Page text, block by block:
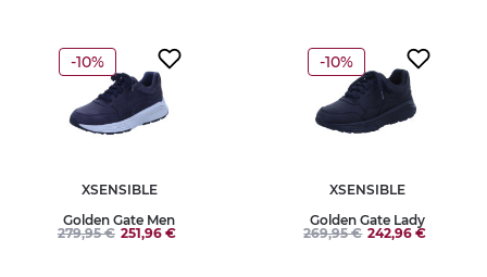
-10%
XSENSIBLE
Golden Gate Men
279,95 € 251,96 €
-10%
XSENSIBLE
Golden Gate Lady
269,95 € 242,96 €